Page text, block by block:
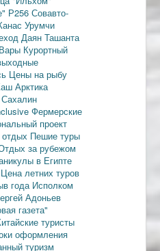
Р256 Совавто-
Урумчи
Даян Ташанта
Курортный
Цены на рыбу
Арктика
Сахалин
Фермерские
проект
Пешие туры
за рубежом
в Египте
Цена летних туров
года Исполком
Адоньев
газета"
туристы
оформления
туризм